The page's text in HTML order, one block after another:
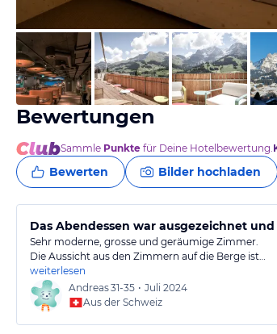
vom Hotelier, April 2021
Bewertungen
Sammle Punkte für Deine Hotelbewertung.
Bewerten Bilder hochladen
Das Abendessen war ausgezeichnet
Sehr moderne, grosse und geräumige Zimmer.
Die Aussicht aus den Zimmern auf die Berge ist…
weiterlesen
Andreas31-35 • Juli 2024
Aus der Schweiz